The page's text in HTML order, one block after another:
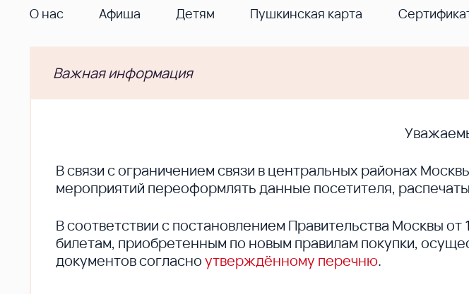
О нас Афиша Детям Пушкинская карта
Важная информация
В cвязи с ограничением связи в центральных районах
мероприятий переоформлять данные посетителя,
В соответствии с постановлением Правительства Москвы
билетам, приобретенным по новым правилам покупки,
документов согласноутверждённому перечню.